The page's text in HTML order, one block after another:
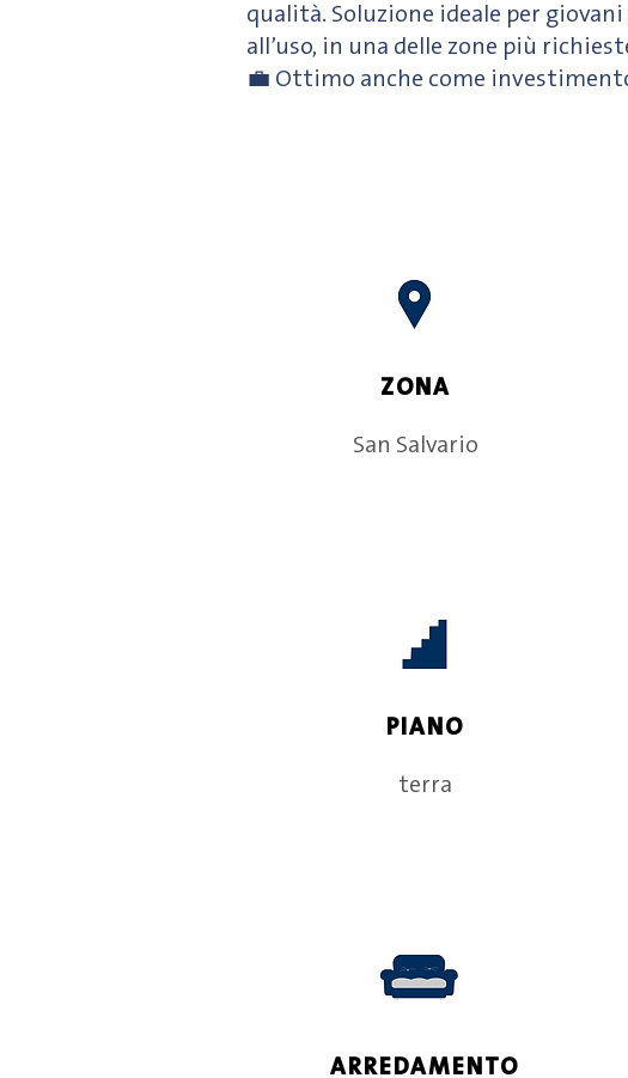
qualità. Soluzione ideale per
all’uso, in una delle zone più
💼 Ottimo anche come
ZONA
San Salvario
PIANO
terra
ARREDAMENTO